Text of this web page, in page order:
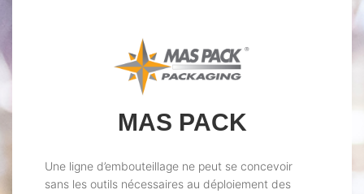
MAS PACK
Une ligne d’embouteillage ne peut se concevoir
sans les outils nécessaires au déploiement des